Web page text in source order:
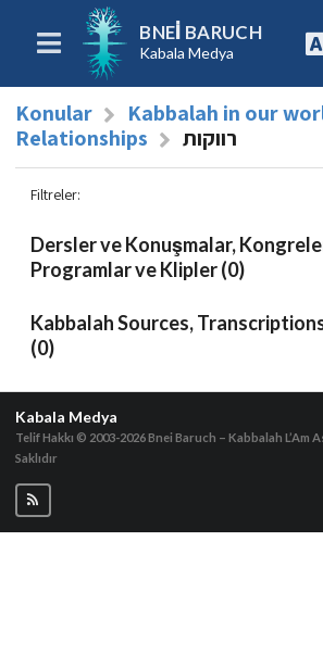
BNEI BARUCH
Kabala Medya
Konular
Kabbalah in our
Relationships
רווקות
Filtreler:
Dersler ve Konuşmalar,
Programlar ve Klipler (0)
Kabbalah Sources,
(0)
Kabala Medya
Telif Hakkı © 2003-2026Bnei Baruch – Kabbalah L’Am
Saklıdır